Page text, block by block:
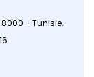
8000 - Tunisie.